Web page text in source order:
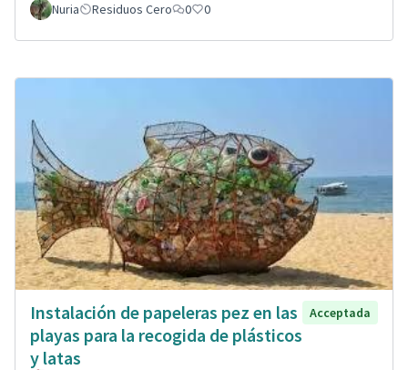
Nuria Residuos Cero 0 0
Instalación de papeleras pez en las
playas para la recogida de plásticos
y latas
Acceptada